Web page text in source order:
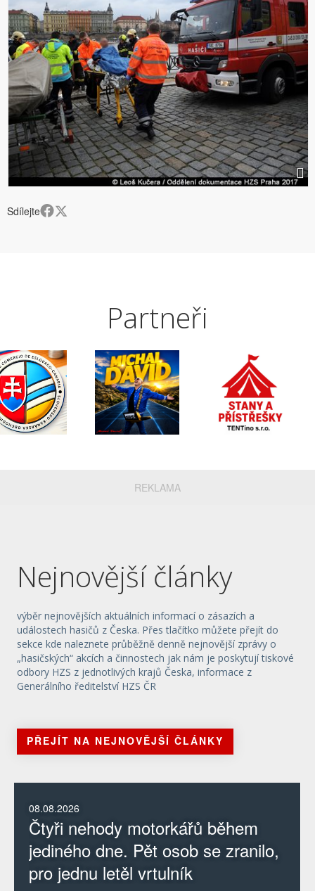
Sdílejte
Partneři
REKLAMA
Nejnovější články
výběr nejnovějších aktuálních informací o zásazích a
událostech hasičů z Česka. Přes tlačítko můžete přejít do
sekce kde naleznete průběžně denně nejnovější zprávy o
„hasičských“ akcích a činnostech jak nám je poskytují tiskové
odbory HZS z jednotlivých krajů Česka, informace z
Generálního ředitelství HZS ČR
PŘEJÍT NA NEJNOVĚJŠÍ ČLÁNKY
08.08.2026
Čtyři nehody motorkářů během
jediného dne. Pět osob se zranilo,
pro jednu letěl vrtulník